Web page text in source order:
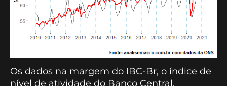
Os dados na margem do IBC-Br, o índice de
nível de atividade do Banco Central,